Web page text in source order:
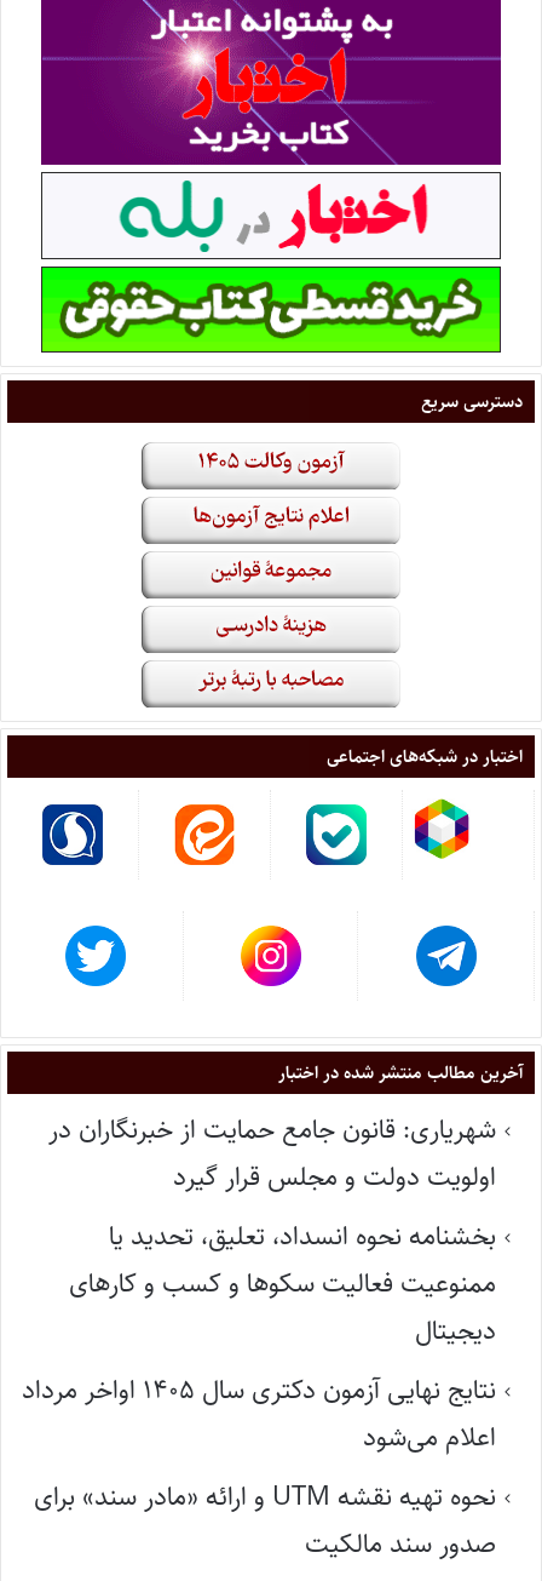
دسترسی سریع
اختبار در شبکه‌های اجتماعی
آخرین مطالب منتشر شده در اختبار
شهریاری: قانون جامع حمایت از خبرنگاران در
اولویت دولت و مجلس قرار گیرد
بخشنامه نحوه انسداد، تعلیق، تحدید یا
ممنوعیت فعالیت سکوها و کسب و کارهای
دیجیتال
نتایج نهایی آزمون دکتری سال ۱۴۰۵ اواخر مرداد
اعلام می‌شود
نحوه تهیه نقشه UTM و ارائه «مادر سند» برای
صدور سند مالکیت